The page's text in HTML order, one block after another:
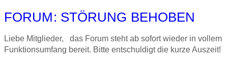
FORUM: STÖRUNG BEHOBEN
Liebe Mitglieder, das Forum steht ab sofort wieder in vollem
Funktionsumfang bereit. Bitte entschuldigt die kurze Auszeit!